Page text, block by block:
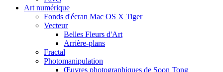
Art numérique
Fonds d'écran Mac OS X Tiger
Vecteur
Belles Fleurs d'Art
Arrière-plans
Fractal
Photomanipulation
Œuvres photographiques de Soon Tong